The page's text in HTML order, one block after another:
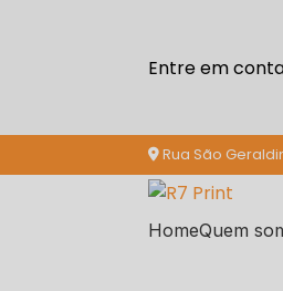
Entre em
Rua São
Home Quem